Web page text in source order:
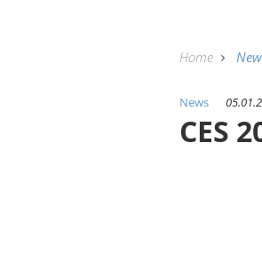
Home
News
CES